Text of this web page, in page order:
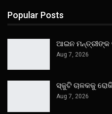
Popular Posts
ଆଇନ ମନ୍ତ୍ରୀଙ୍କ
Aug 7, 2026
ସ୍କୁଟି ଚାଳକକୁ
Aug 7, 2026